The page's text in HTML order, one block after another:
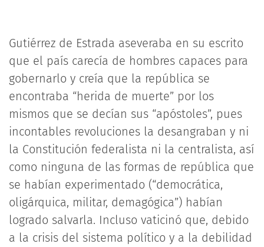
Gutiérrez de Estrada aseveraba en su escrito
que el país carecía de hombres capaces para
gobernarlo y creía que la república se
encontraba “herida de muerte” por los
mismos que se decían sus “apóstoles”, pues
incontables revoluciones la desangraban y ni
la Constitución federalista ni la centralista, así
como ninguna de las formas de república que
se habían experimentado (“democrática,
oligárquica, militar, demagógica”) habían
logrado salvarla. Incluso vaticinó que, debido
a la crisis del sistema político y a la debilidad